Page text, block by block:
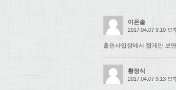
이은솔
2017.04.07 9:10 오
출판사입장에서 짧게만 보
황정식
2017.04.07 9:13 오